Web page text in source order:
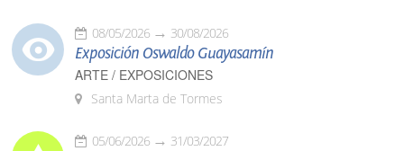
08/05/2026 30/08/2026
Exposición Oswaldo Guayasamín
ARTE / EXPOSICIONES
Santa Marta de Tormes
05/06/2026 31/03/2027